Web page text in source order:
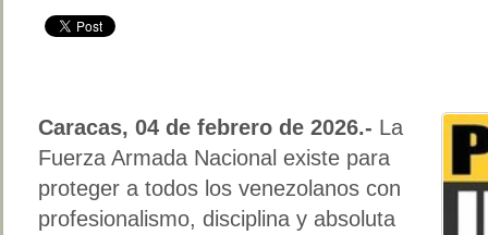
Caracas, 04 de febrero de 2026.- La
Fuerza Armada Nacional existe para
proteger a todos los venezolanos con
profesionalismo, disciplina y absoluta